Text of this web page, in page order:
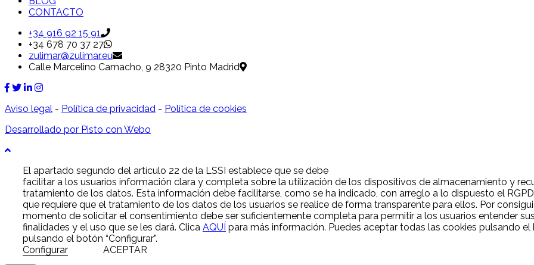
CONTACTO
+34 916 92 15 91
+34 678 70 37 27
zulimar@zulimar.eu
Calle Marcelino Camacho, 9 28320 Pinto Madrid
Aviso legal - Política de privacidad - Política de cookies
Desarrollado por Pisto con Webo
El apartado segundo del artículo 22 de la LSSI establece que se debe
facilitar a los usuarios información clara y completa sobre la utilización de los dispositivos de almacenamiento y
tratamiento de los datos. Esta información debe facilitarse, como se ha indicado, con arreglo a lo dispuesto el
que requiere que el tratamiento de los datos de los usuarios se realice de forma transparente para ellos. Por
momento de solicitar el consentimiento debe ser suficientemente completa para permitir a los usuarios entender
finalidades y el uso que se les dará. Clica AQUÍ para más información. Puedes aceptar todas las cookies pulsando
pulsando el botón “Configurar”.
Configurar
ACEPTAR